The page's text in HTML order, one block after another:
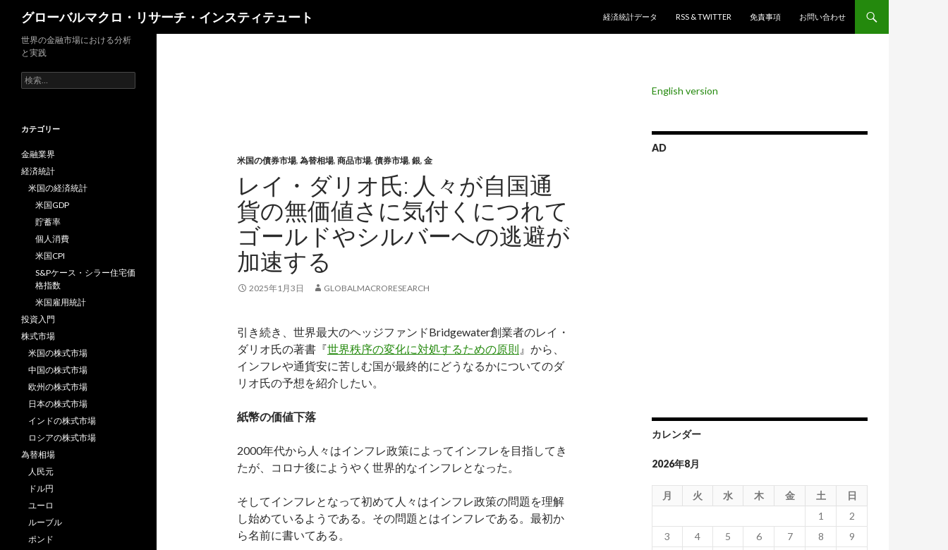
グローバルマクロ・リサーチ・インスティテュート
経済統計データ
RSS & TWITTER 免責事項 お問い合わせ
米国の債券市場, 為替相場, 商品市場, 債券市場, 銀, 金
レイ・ダリオ氏: 人々が自国通
貨の無価値さに気付くにつれて
ゴールドやシルバーへの逃避が
加速する
2025年1月3日 GLOBALMACRORESEARCH
引き続き、世界最大のヘッジファンドBridgewater創業者のレイ・
ダリオ氏の著書『世界秩序の変化に対処するための原則 』から、
インフレや通貨安に苦しむ国が最終的にどうなるかについてのダ
リオ氏の予想を紹介したい。
紙幣の価値下落
2000年代から人々はインフレ政策によってインフレを目指してき
たが、コロナ後にようやく世界的なインフレとなった。
そしてインフレとなって初めて人々はインフレ政策の問題を理解
し始めているようである。その問題とはインフレである。最初か
ら名前に書いてある。
English version
AD
カレンダー
2026年8月
月 火 水 木 金 土
日
1
2
3
4 5 6 7 8
9
世界の金融市場における分析
と実践
検
索:
カテゴリー
金融業界
経済統計
米国の経済統計
米国GDP
貯蓄率
個人消費
米国CPI
S&Pケース・シラー住宅価
格指数
米国雇用統計
投資入門
株式市場
米国の株式市場
中国の株式市場
欧州の株式市場
日本の株式市場
インドの株式市場
ロシアの株式市場
為替相場
人民元
ドル円
ユーロ
ルーブル
ポンド